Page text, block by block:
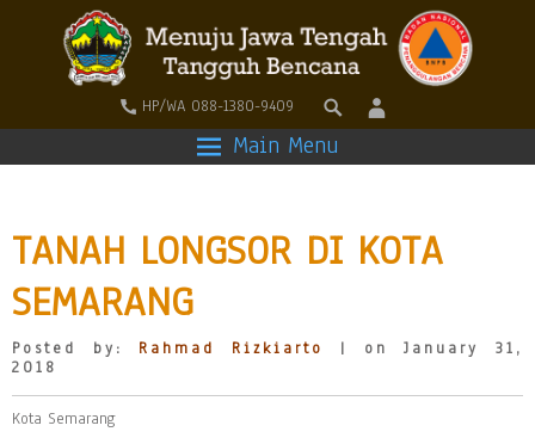
HP/WA 088-1380-9409
Main Menu
TANAH LONGSOR DI KOTA
SEMARANG
Posted by: Rahmad Rizkiarto
| on January 31,
2018
Kota Semarang